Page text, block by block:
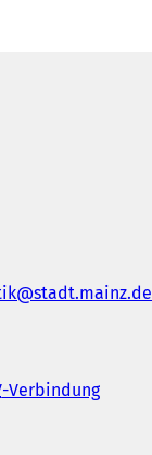
stadt.mainz de
-Verbindung(